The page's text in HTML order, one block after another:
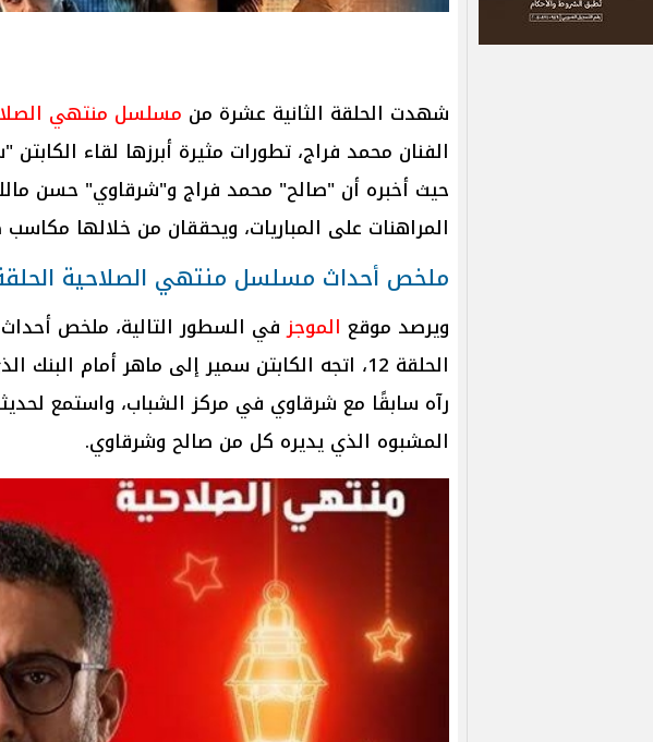
شهدت الحلقة الثانية عشرة من مسلسل منتهي
الفنان محمد فراج، تطورات مثيرة أبرزها لقاء
حيث أخبره أن "صالح" محمد فراج و"شرقاوي" حسن
المراهنات على المباريات، ويحققان من خلالها
ملخص أحداث مسلسل منتهي الصلاحية الحلقة
ويرصد موقع الموجزفي السطور التالية، ملخص
الحلقة 12، اتجه الكابتن سمير إلى ماهر أمام
رآه سابقًا مع شرقاوي في مركز الشباب، واستمع
المشبوه الذي يديره كل من صالح وشرقاوي.